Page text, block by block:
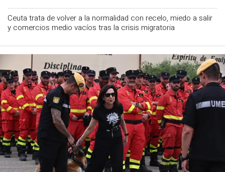
Ceuta trata de volver a la normalidad con recelo, miedo a salir
y comercios medio vacíos tras la crisis migratoria